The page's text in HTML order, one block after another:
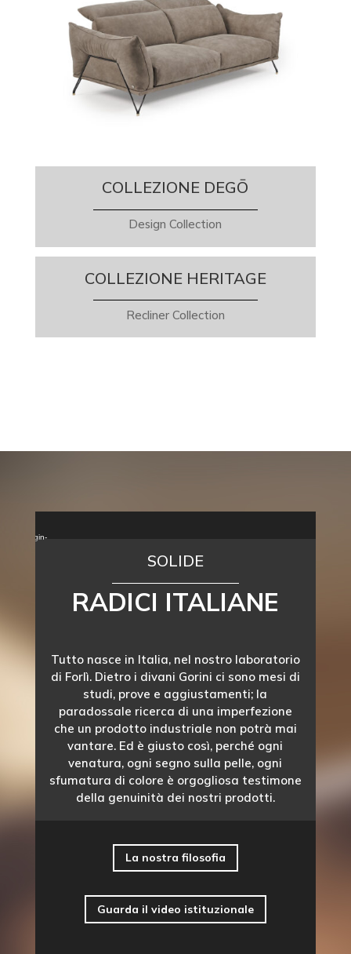
COLLEZIONE DEGŌ
Design Collection
COLLEZIONE HERITAGE
Recliner Collection
SOLIDE
RADICI ITALIANE
Tutto nasce in Italia, nel nostro laboratorio
di Forlì. Dietro i divani Gorini ci sono mesi di
studi, prove e aggiustamenti; la
paradossale ricerca di una imperfezione
che un prodotto industriale non potrà mai
vantare. Ed è giusto così, perché ogni
venatura, ogni segno sulla pelle, ogni
sfumatura di colore è orgogliosa testimone
della genuinità dei nostri prodotti.
La nostra filosofia
Guarda il video istituzionale
Player
It-all-begin-